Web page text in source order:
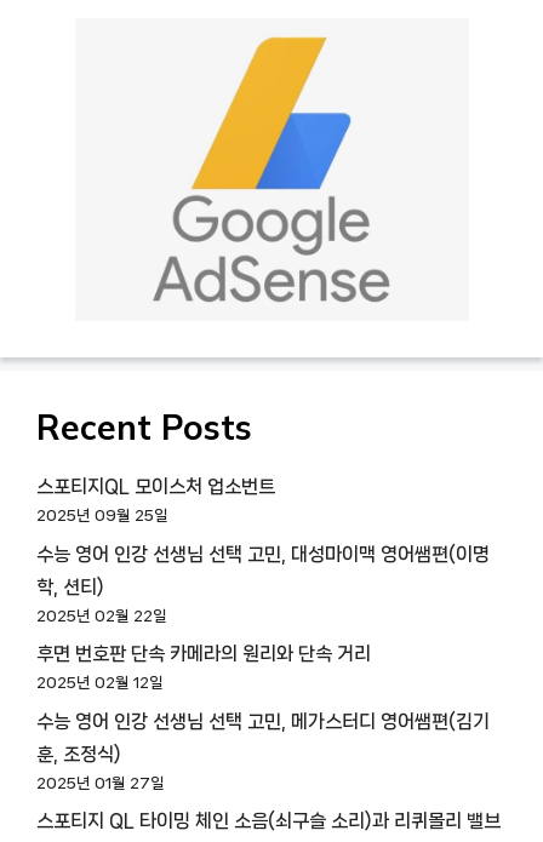
Recent Posts
스포티지QL 모이스처 업소번트
2025년 09월 25일
수능 영어 인강 선생님 선택 고민, 대성마이맥 영어쌤편(이명
학, 션티)
2025년 02월 22일
후면 번호판 단속 카메라의 원리와 단속 거리
2025년 02월 12일
수능 영어 인강 선생님 선택 고민, 메가스터디 영어쌤편(김기
훈, 조정식)
2025년 01월 27일
스포티지 QL 타이밍 체인 소음(쇠구슬 소리)과 리퀴몰리 밸브